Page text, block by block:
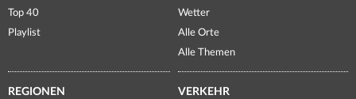
Top 40
Playlist
Wetter
Alle Orte
Alle Themen
REGIONEN VERKEHR